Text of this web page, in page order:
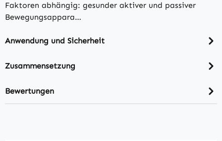
Faktoren abhängig: gesunder aktiver und passiver
Bewegungsappara…
Anwendung und Sicherheit
Zusammensetzung
Bewertungen